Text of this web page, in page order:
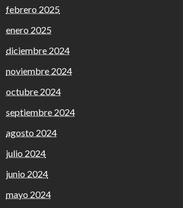
febrero 2025
enero 2025
diciembre 2024
noviembre 2024
octubre 2024
septiembre 2024
agosto 2024
julio 2024
junio 2024
mayo 2024